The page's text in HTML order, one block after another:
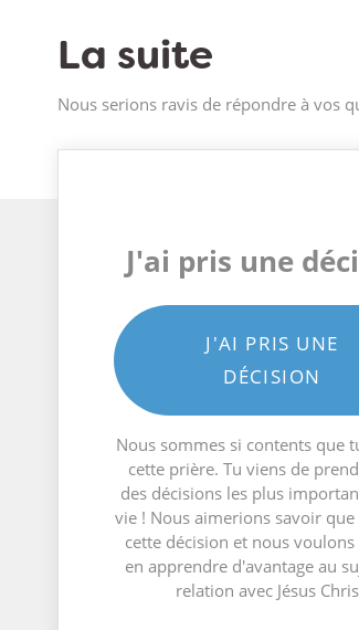
La suite
Nous serions ravis de répondre à vos
J'ai pris une
J'AI PRIS UNE
DÉCISION
Nous sommes si contents que
cette prière. Tu viens de
des décisions les plus
vie ! Nous aimerions savoir
cette décision et nous voulons
en apprendre d'avantage au
relation avec Jésus